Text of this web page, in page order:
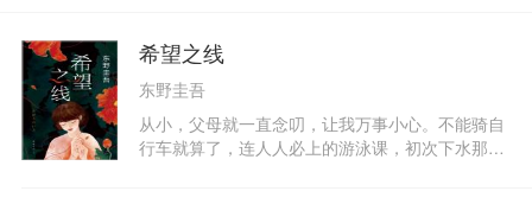
希望之线
东野圭吾
从小，父母就一直念叨，让我万事小心。不能骑自
行车就算了，连人人必上的游泳课，初次下水那天